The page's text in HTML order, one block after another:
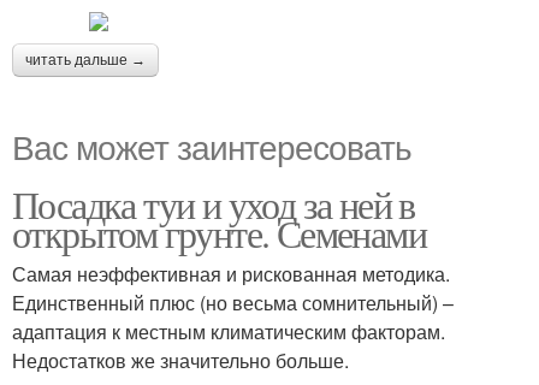
читать дальше →
Вас может заинтересовать
Посадка туи и уход за ней в
открытом грунте. Семенами
Самая неэффективная и рискованная методика.
Единственный плюс (но весьма сомнительный) –
адаптация к местным климатическим факторам.
Недостатков же значительно больше.